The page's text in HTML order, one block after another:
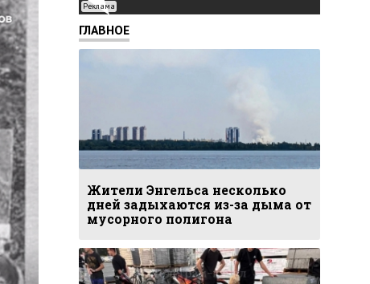
Реклама
ГЛАВНОЕ
Жители Энгельса несколько
дней задыхаются из-за дыма от
мусорного полигона